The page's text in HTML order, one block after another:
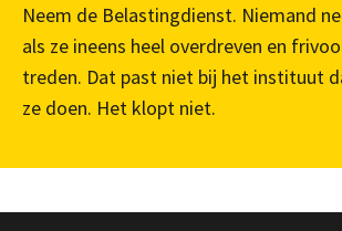
Neem de Belastingdienst. Niemand
als ze ineens heel overdreven en
treden. Dat past niet bij het instituut
ze doen. Het klopt niet.